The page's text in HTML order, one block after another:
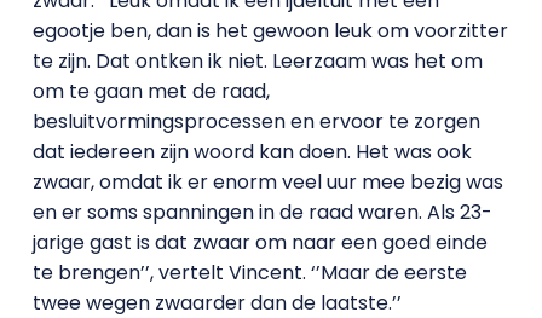
egootje ben, dan is het gewoon leuk om voorzitter
te zijn. Dat ontken ik niet. Leerzaam was het om
om te gaan met de raad,
besluitvormingsprocessen en ervoor te zorgen
dat iedereen zijn woord kan doen. Het was ook
zwaar, omdat ik er enorm veel uur mee bezig was
en er soms spanningen in de raad waren. Als 23-
jarige gast is dat zwaar om naar een goed einde
te brengen’’, vertelt Vincent. ‘’Maar de eerste
twee wegen zwaarder dan de laatste.’’